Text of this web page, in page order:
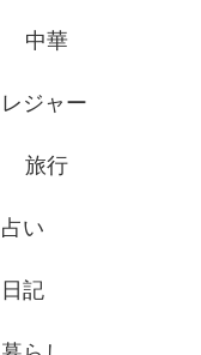
中華
レジャー
旅行
占い
日記